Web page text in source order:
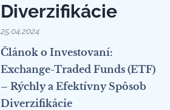
Diverzifikácie
25.04.2024
Článok o Investovaní:
Exchange-Traded Funds (ETF)
– Rýchly a Efektívny Spôsob
Diverzifikácie